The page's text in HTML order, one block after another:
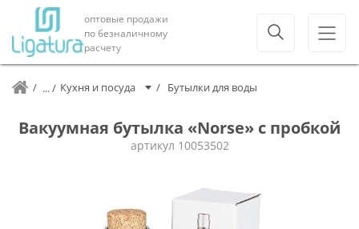
оптовые продажи
по безналичному
расчету
Кухня и посуда Бутылки для воды
Вакуумная бутылка «Norse» с пробкой
артикул 10053502